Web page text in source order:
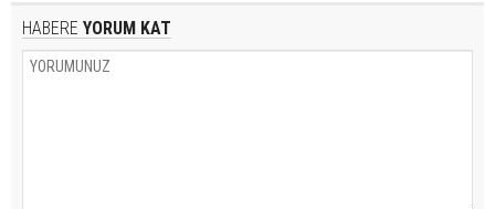
HABERE YORUM KAT